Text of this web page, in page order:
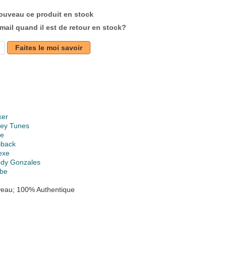
ce produit en stock
quand il est de retour en stock?
Faites le moi savoir
Tunes
Gonzales
100% Authentique